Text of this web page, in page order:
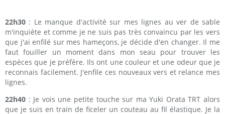
22h30 : Le manque d'activité sur mes lignes au ver de sable
m'inquiète et comme je ne suis pas très convaincu par les vers
que j'ai enfilé sur mes hameçons, je décide d'en changer. Il me
faut fouiller un moment dans mon seau pour trouver les
espèces que je préfère. Ils ont une couleur et une odeur que je
reconnais facilement. J'enfile ces nouveaux vers et relance mes
lignes.
22h40 : Je vois une petite touche sur ma Yuki Orata TRT alors
que je suis en train de ficeler un couteau au fil élastique. Je la